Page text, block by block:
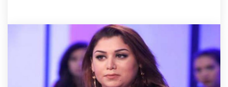
العضوة لجين الهذلول والناشطات
السعوديات